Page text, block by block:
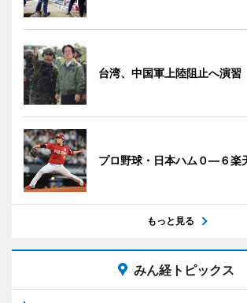
台湾、中国軍上陸阻止へ演習
プロ野球・日本ハム０―６楽
もっと見る
みん経トピックス